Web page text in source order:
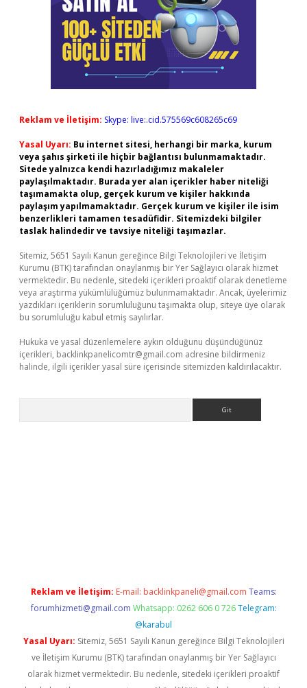
Reklam ve İletişim: Skype: live:.cid.575569c608265c69
Yasal Uyarı: Bu internet sitesi, herhangi bir marka, kurum
veya şahıs şirketi ile hiçbir bağlantısı bulunmamaktadır.
Sitede yalnızca kendi hazırladığımız makaleler
paylaşılmaktadır. Burada yer alan içerikler haber niteliği
taşımamakta olup, gerçek kurum ve kişiler hakkında
paylaşım yapılmamaktadır. Gerçek kurum ve kişiler ile isim
benzerlikleri tamamen tesadüfidir. Sitemizdeki bilgiler
taslak halindedir ve tavsiye niteliği taşımazlar.
Sitemiz, 5651 Sayılı Kanun gereğince Bilgi Teknolojileri ve İletişim
Kurumu (BTK) tarafından onaylanmış bir Yer Sağlayıcı olarak hizmet
vermektedir. Bu nedenle, sitedeki içerikleri proaktif olarak denetleme
veya araştırma yükümlülüğümüz bulunmamaktadır. Ancak, üyelerimiz
yazdıkları içeriklerin sorumluluğunu taşımakta olup, siteye üye olarak
bu sorumluluğu kabul etmiş sayılırlar.
Hukuka ve yasal düzenlemelere aykırı olduğunu düşündüğünüz
içerikleri, backlinkpanelicomtr@gmail.com adresine bildirmeniz
halinde, ilgili içerikler yasal süre içerisinde sitemizden kaldırılacaktır.
Reklam ve İletişim: E-mail: backlinkpaneli@gmail.com Teams:
forumhizmeti@gmail.com Whatsapp: 0262 606 0 726 Telegram:
@karabul
Yasal Uyarı: Sitemiz, 5651 Sayılı Kanun gereğince Bilgi Teknolojileri
ve İletişim Kurumu (BTK) tarafından onaylanmış bir Yer Sağlayıcı
olarak hizmet vermektedir. Bu nedenle, sitedeki içerikleri proaktif